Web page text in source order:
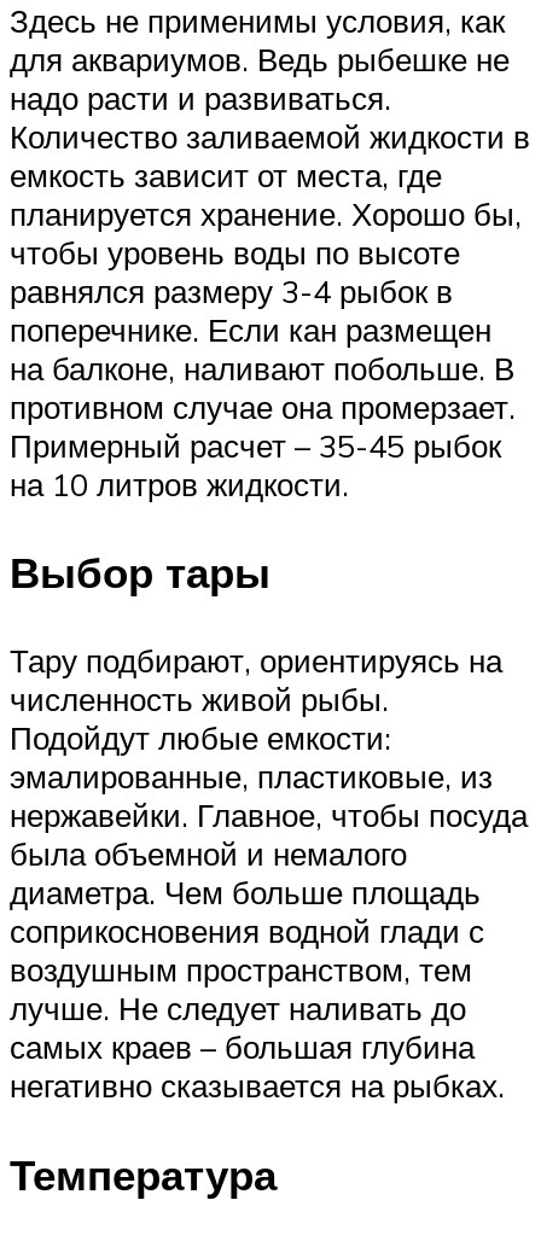
Здесь не применимы условия, как
для аквариумов. Ведь рыбешке не
надо расти и развиваться.
Количество заливаемой жидкости в
емкость зависит от места, где
планируется хранение. Хорошо бы,
чтобы уровень воды по высоте
равнялся размеру 3-4 рыбок в
поперечнике. Если кан размещен
на балконе, наливают побольше. В
противном случае она промерзает.
Примерный расчет – 35-45 рыбок
на 10 литров жидкости.
Выбор тары
Тару подбирают, ориентируясь на
численность живой рыбы.
Подойдут любые емкости:
эмалированные, пластиковые, из
нержавейки. Главное, чтобы посуда
была объемной и немалого
диаметра. Чем больше площадь
соприкосновения водной глади с
воздушным пространством, тем
лучше. Не следует наливать до
самых краев – большая глубина
негативно сказывается на рыбках.
Температура